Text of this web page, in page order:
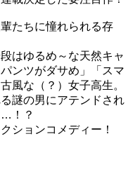
たちに憧れられる存
はゆるめ～な天然キャ
ンツがダサめ」「スマ
風な（？）女子高生。
謎の男にアテンドされ
…！？
ションコメディー！